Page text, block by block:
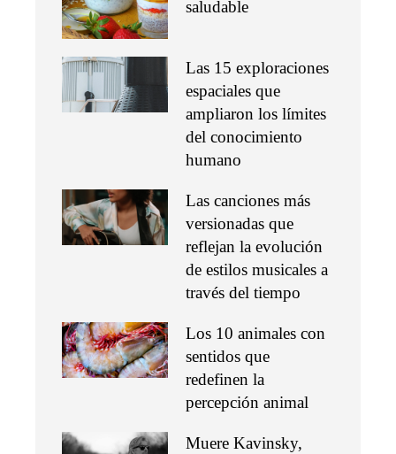
saludable
Las 15 exploraciones
espaciales que
ampliaron los límites
del conocimiento
humano
Las canciones más
versionadas que
reflejan la evolución
de estilos musicales a
través del tiempo
Los 10 animales con
sentidos que
redefinen la
percepción animal
Muere Kavinsky,